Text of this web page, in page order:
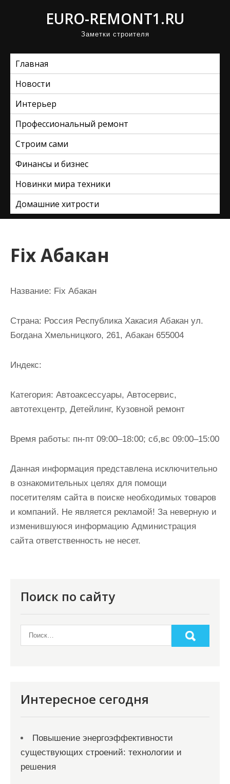
EURO-REMONT1.RU
Заметки строителя
Главная
Новости
Интерьер
Профессиональный ремонт
Строим сами
Финансы и бизнес
Новинки мира техники
Домашние хитрости
Fix Абакан
Название: Fix Абакан
Страна: Россия Республика Хакасия Абакан ул.
Богдана Хмельницкого, 261, Абакан 655004
Индекс:
Категория: Автоаксессуары, Автосервис,
автотехцентр, Детейлинг, Кузовной ремонт
Время работы: пн-пт 09:00–18:00; сб,вс 09:00–15:00
Данная информация представлена исключительно
в ознакомительных целях для помощи
посетителям сайта в поиске необходимых товаров
и компаний. Не является рекламой! За неверную и
изменившуюся информацию Администрация
сайта ответственность не несет.
Поиск по сайту
Интересное сегодня
Повышение энергоэффективности
существующих строений: технологии и
решения